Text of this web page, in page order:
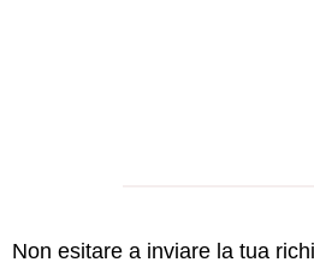
Non esitare a inviare la tua